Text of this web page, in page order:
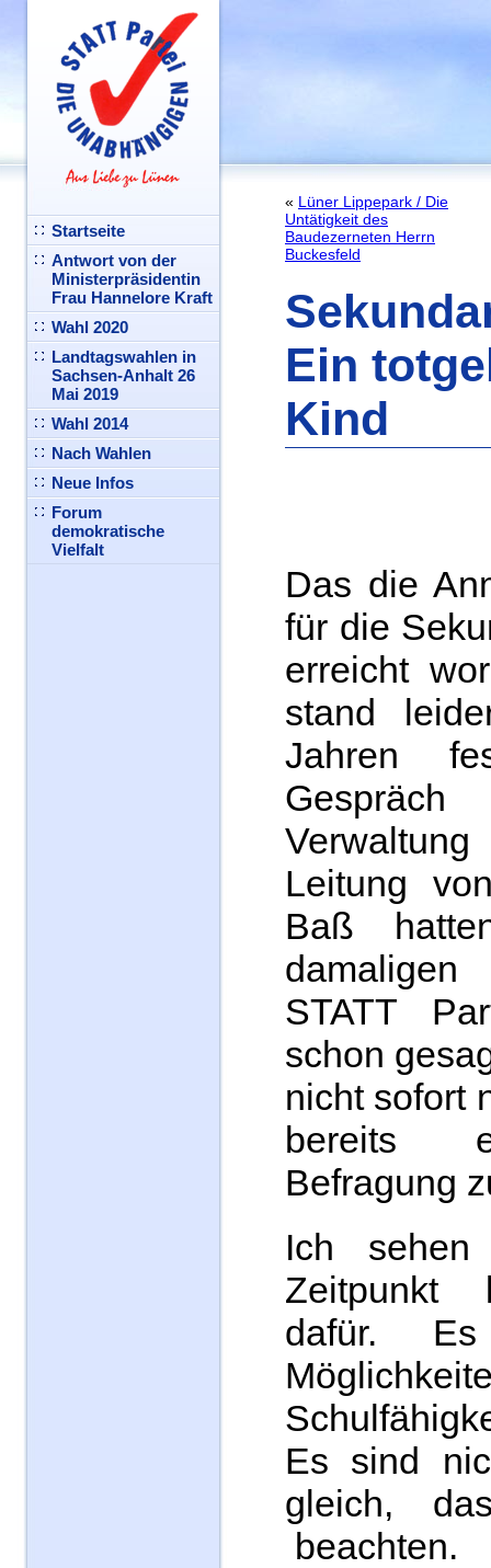
Startseite
Antwort von der
Ministerpräsidentin
Frau Hannelore Kraft
Wahl 2020
Landtagswahlen in
Sachsen-Anhalt 26
Mai 2019
Wahl 2014
Nach Wahlen
Neue Infos
Forum
demokratische
Vielfalt
« Lüner Lippepark / Die
Untätigkeit des
Baudezerneten Herrn
Buckesfeld
Ein
Kind
Das die
für die
erreicht
stand
Jahren
Leitung
Baß
STATT
schon
nicht sofort
bereits
Befragung
Ich sehen
Zeitpunkt
dafür.
Es sind
gleich,
beachten.